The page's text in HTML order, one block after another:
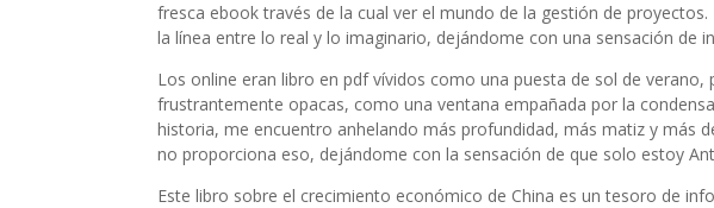
fresca ebook través de la cual ver el mundo de la gestión de
la línea entre lo real y lo imaginario, dejándome con una sensación de
Los online eran libro en pdf vívidos como una puesta de sol de
frustrantemente opacas, como una ventana empañada por la
historia, me encuentro anhelando más profundidad, más matiz y más
no proporciona eso, dejándome con la sensación de que solo estoy
Este libro sobre el crecimiento económico de China es un tesoro de